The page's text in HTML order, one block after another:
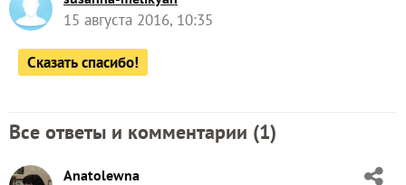
15 августа 2016, 10:35
Сказать спасибо!
Все ответы и комментарии (1)
Anatolewna